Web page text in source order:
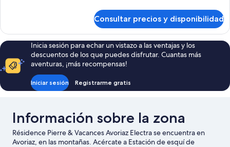
montagne
dégagée
-
Dimanche
4
personnes
-
chambre
Vue
Dimanche
Consultar precios y disponibilidad
Inicia sesión para echar un vistazo a las ventajas y los
descuentos de los que puedes disfrutar. Cuantas más
aventuras, ¡más recompensas!
Iniciar sesión Registrarme gratis
Información sobre la zona
Résidence Pierre & Vacances Avoriaz Electra se encuentra en
Avoriaz, en las montañas. Acércate a Estación de esquí de